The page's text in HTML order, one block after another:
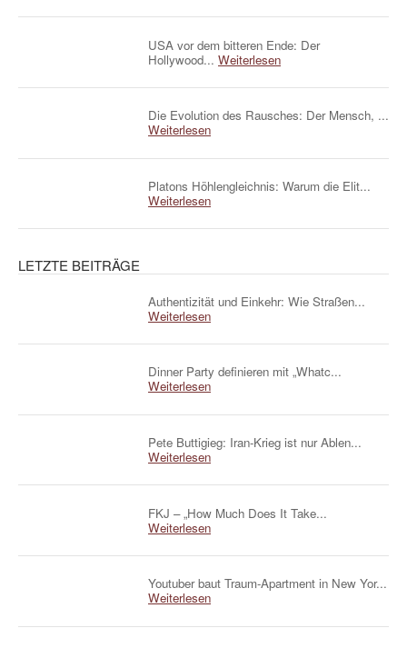
USA vor dem bitteren Ende: Der
Hollywood... Weiterlesen
Die Evolution des Rausches: Der Mensch, ...
Weiterlesen
Platons Höhlengleichnis: Warum die Elit...
Weiterlesen
LETZTE BEITRÄGE
Authentizität und Einkehr: Wie Straßen...
Weiterlesen
Dinner Party definieren mit „Whatc...
Weiterlesen
Pete Buttigieg: Iran-Krieg ist nur Ablen...
Weiterlesen
FKJ – „How Much Does It Take...
Weiterlesen
Youtuber baut Traum-Apartment in New Yor...
Weiterlesen